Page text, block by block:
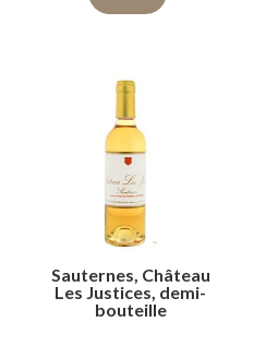
Sauternes, Château
Les Justices, demi-
bouteille